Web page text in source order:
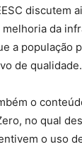
discutem
da
a população
de qualidade.
o
no qual
o uso